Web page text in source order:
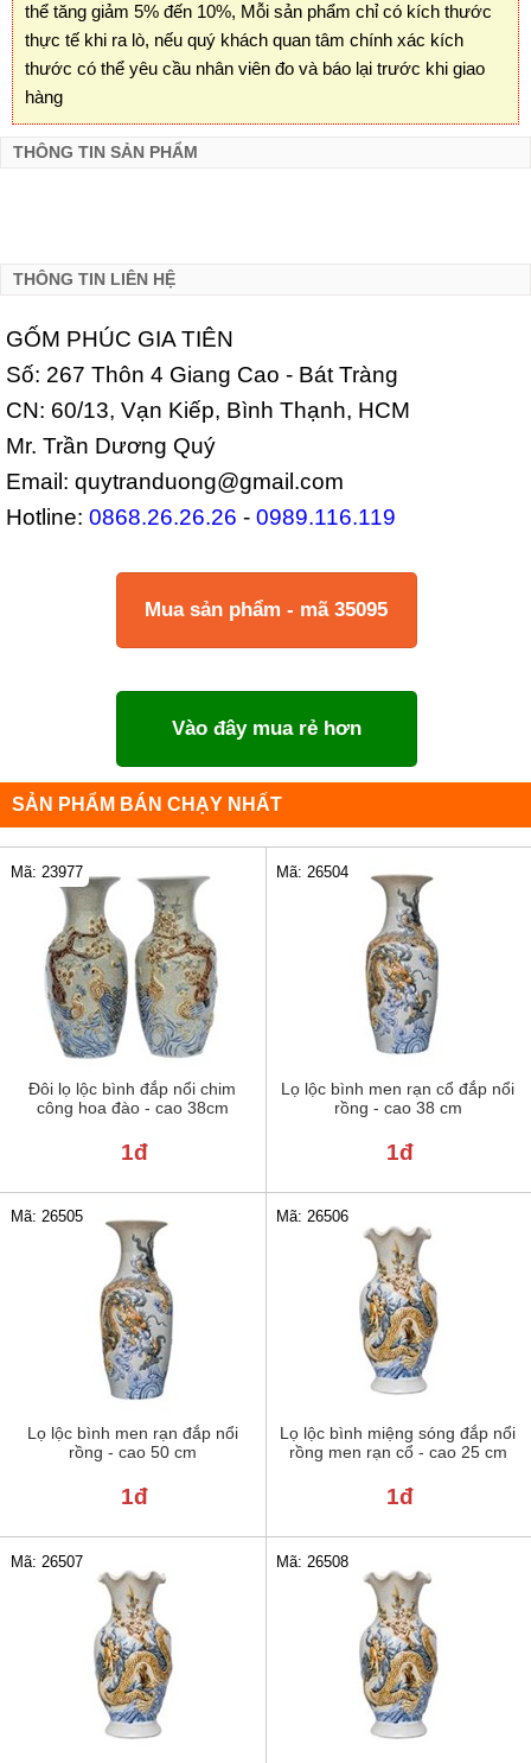
thể tăng giảm 5% đến 10%, Mỗi sản phẩm chỉ có kích thước
thực tế khi ra lò, nếu quý khách quan tâm chính xác kích
thước có thể yêu cầu nhân viên đo và báo lại trước khi giao
hàng
THÔNG TIN SẢN PHẨM
THÔNG TIN LIÊN HỆ
GỐM PHÚC GIA TIÊN
Số: 267 Thôn 4 Giang Cao - Bát Tràng
CN: 60/13, Vạn Kiếp, Bình Thạnh, HCM
Mr. Trần Dương Quý
Email: quytranduong@gmail.com
Hotline: 0868.26.26.26 - 0989.116.119
Mua sản phẩm - mã 35095
Vào đây mua rẻ hơn
SẢN PHẨM BÁN CHẠY NHẤT
Đôi lọ lộc bình đắp nổi chim
công hoa đào - cao 38cm
Mã: 23977
1đ
Lọ lộc bình men rạn cổ đắp nổi
rồng - cao 38 cm
Mã: 26504
1đ
Lọ lộc bình men rạn đắp nổi
rồng - cao 50 cm
Mã: 26505
1đ
Lọ lộc bình miệng sóng đắp nổi
rồng men rạn cổ - cao 25 cm
Mã: 26506
1đ
Mã: 26507 Mã: 26508